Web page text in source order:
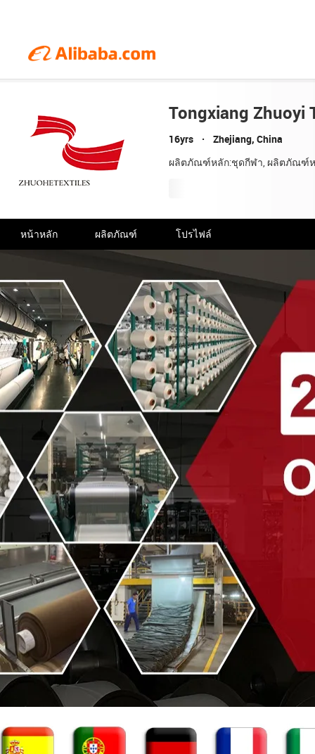
Tongxiang Zhuoyi
16yrs Zhejiang, China
ผลิตภัณฑ์หลัก:ชุดกีฬา, ผลิตภัณฑ์ห
หน้าหลัก ผลิตภัณฑ์ โปรไฟล์